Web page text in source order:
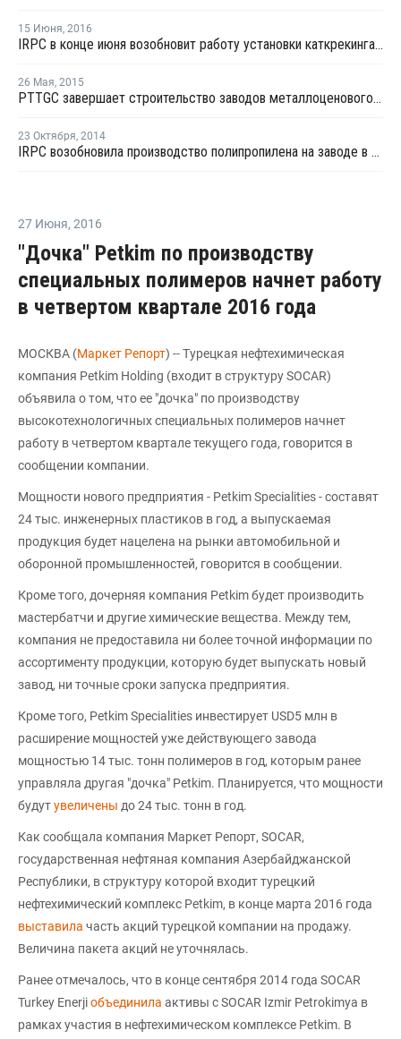
15 Июня, 2016
IRPC в конце июня возобновит работу установки каткрекинга в Таиланде
26 Мая, 2015
PTTGC завершает строительство заводов металлоценового линейного ПЭ и оксида пропилена в Таиланде
23 Октября, 2014
IRPC возобновила производство полипропилена на заводе в Таиланде
27 Июня, 2016
"Дочка" Petkim по производству
специальных полимеров начнет работу
в четвертом квартале 2016 года
МОСКВА (Маркет Репорт) -- Турецкая нефтехимическая
компания Petkim Holding (входит в структуру SOCAR)
объявила о том, что ее "дочка" по производству
высокотехнологичных специальных полимеров начнет
работу в четвертом квартале текущего года, говорится в
сообщении компании.
Мощности нового предприятия - Petkim Specialities - составят
24 тыс. инженерных пластиков в год, а выпускаемая
продукция будет нацелена на рынки автомобильной и
оборонной промышленностей, говорится в сообщении.
Кроме того, дочерняя компания Petkim будет производить
мастербатчи и другие химические вещества. Между тем,
компания не предоставила ни более точной информации по
ассортименту продукции, которую будет выпускать новый
завод, ни точные сроки запуска предприятия.
Кроме того, Petkim Specialities инвестирует USD5 млн в
расширение мощностей уже действующего завода
мощностью 14 тыс. тонн полимеров в год, которым ранее
управляла другая "дочка" Petkim. Планируется, что мощности
будутувеличены до 24 тыс. тонн в год.
Как сообщала компания Маркет Репорт, SOCAR,
государственная нефтяная компания Азербайджанской
Республики, в структуру которой входит турецкий
нефтехимический комплекс Petkim, в конце марта 2016 года
выставила часть акций турецкой компании на продажу.
Величина пакета акций не уточнялась.
Ранее отмечалось, что в конце сентября 2014 года SOCAR
Turkey Enerjiобъединила активы с SOCAR Izmir Petrokimya в
рамках участия в нефтехимическом комплексе Petkim. В